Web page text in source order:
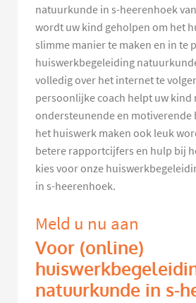
natuurkunde in s-heerenhoek
wordt uw kind geholpen om het
slimme manier te maken en in te
huiswerkbegeleiding
volledig over het internet te
persoonlijke coach helpt uw kind
ondersteunende en motiverende
het huiswerk maken ook leuk
betere rapportcijfers en hulp bij
kies voor onze
in s-heerenhoek.
Meld u nu aan
Voor (online)
natuurkunde in s-